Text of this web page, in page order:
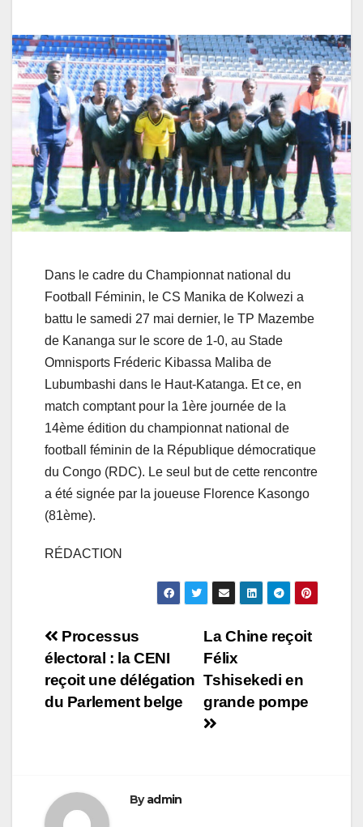
Dans le cadre du Championnat national du
Football Féminin, le CS Manika de Kolwezi a
battu le samedi 27 mai dernier, le TP Mazembe
de Kananga sur le score de 1-0, au Stade
Omnisports Fréderic Kibassa Maliba de
Lubumbashi dans le Haut-Katanga. Et ce, en
match comptant pour la 1ère journée de la
14ème édition du championnat national de
football féminin de la République démocratique
du Congo (RDC). Le seul but de cette rencontre
a été signée par la joueuse Florence Kasongo
(81ème).
RÉDACTION
Navigation
de
l’article
La Chine reçoit
Félix
Tshisekedi en
grande pompe
Processus
électoral : la CENI
reçoit une délégation
du Parlement belge
Byadmin